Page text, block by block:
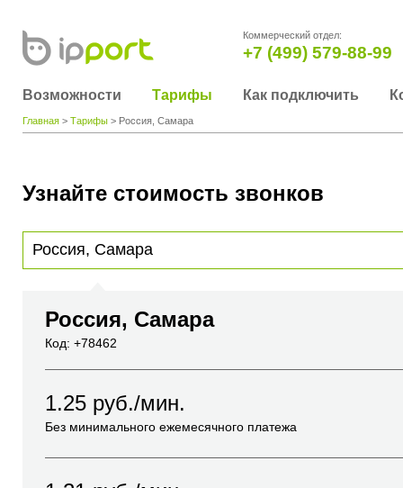
Коммерческий отдел:
+7 (499) 579-88-99
Возможности Тарифы Как подключить
Главная > Тарифы > Россия, Самара
Узнайте стоимость звонков
Россия, Самара
Код: +78462
1.25 руб./мин.
Без минимального ежемесячного платежа